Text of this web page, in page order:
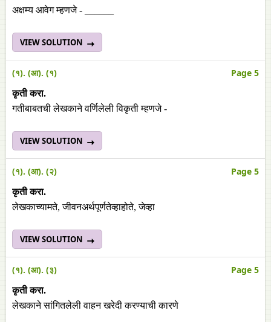
अक्षम्य आवेग म्हणजे - ______
VIEW SOLUTION
(१). (आ). (१) Page 5
कृतीकरा.
गतीबाबतची लेखकाने वर्णिलेली विकृती म्हणजे -
VIEW SOLUTION
(१). (आ). (२) Page 5
कृतीकरा.
लेखकाच्यामते, जीवनअर्थपूर्णतेव्हाहोते, जेव्हा
VIEW SOLUTION
(१). (आ). (३) Page 5
कृतीकरा.
लेखकाने सांगितलेली वाहन खरेदी करण्याची कारणे